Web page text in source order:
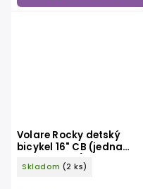
Volare Rocky detský
bicykel 16" CB (jedna
ručná brzda), modrý
Skladom (2 ks)